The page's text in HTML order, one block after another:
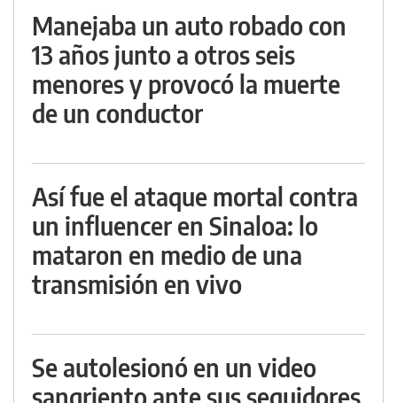
Manejaba un auto robado con
13 años junto a otros seis
menores y provocó la muerte
de un conductor
Así fue el ataque mortal contra
un influencer en Sinaloa: lo
mataron en medio de una
transmisión en vivo
Se autolesionó en un video
sangriento ante sus seguidores